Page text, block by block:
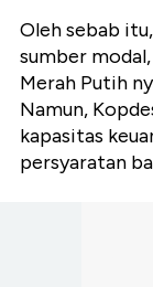
Oleh sebab
sumber
Merah Putih
Namun,
kapasitas
persyaratan